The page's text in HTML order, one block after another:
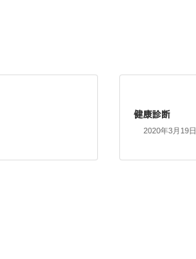
健康診断
2020年3月19日